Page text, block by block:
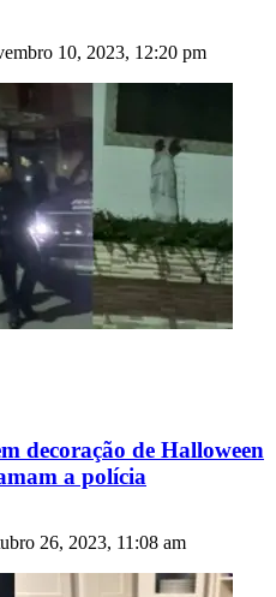
10, 2023, 12:20 pm
decoração de Halloween
a polícia
26, 2023, 11:08 am